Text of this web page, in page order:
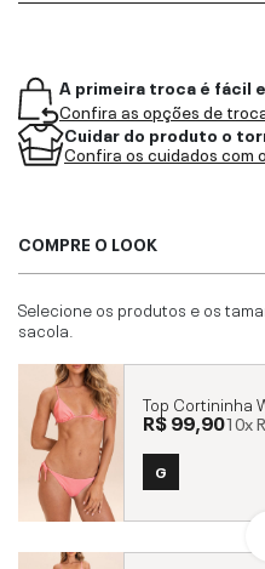
A primeira troca é fácil
Confira as opções de
Cuidar do produto o
Confira os cuidados com
COMPRE O LOOK
Selecione os produtos e os
sacola.
Top Cortininha
R$ 99,9010x
G